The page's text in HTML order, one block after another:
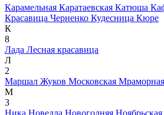
Карамельная Каратаевская Катюша
Красавица Черненко Кудесница Кюре
К
8
Лада Лесная красавица
Л
2
Маршал Жуков Московская Мраморная
М
3
Ника Новелла Новогодняя